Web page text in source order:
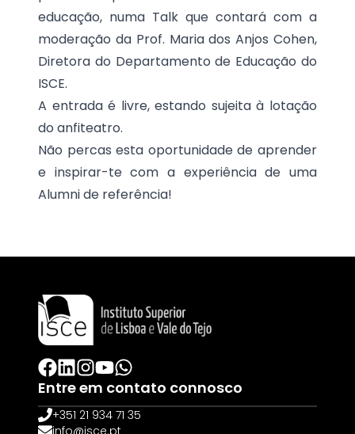
educação, numa Talk que contará com a
moderação da Prof. Maria dos Anjos Cohen,
Diretora do Departamento de Educação do
ISCE.
A entrada é livre, estando sujeita à lotação
do anfiteatro.
Não percas esta oportunidade de aprender
e inspirar-te com a experiência de uma
Alumni de referência!
Entre em contato connosco
+351 21 934 71 35
info@isce.pt